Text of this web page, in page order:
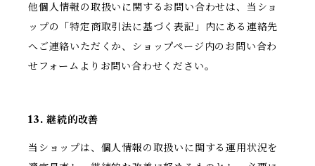
他個人情報の取扱いに関するお問い合わせは、当ショ
ップの「特定商取引法に基づく表記」内にある連絡先
へご連絡いただくか、ショップページ内のお問い合わ
せフォームよりお問い合わせください。
13. 継続的改善
当ショップは、個人情報の取扱いに関する運用状況を